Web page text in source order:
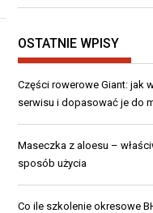
OSTATNIE WPISY
Części rowerowe Giant: jak
serwisu i dopasować je do
Maseczka z aloesu –
sposób użycia
Co ile szkolenie okresowe